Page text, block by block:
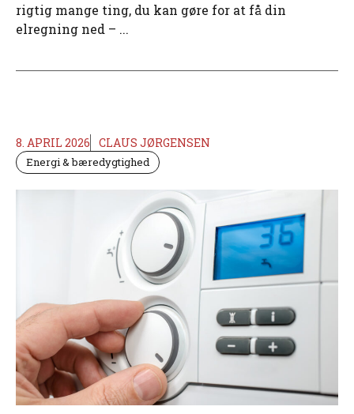
rigtig mange ting, du kan gøre for at få din
elregning ned – ...
8. APRIL 2026 CLAUS JØRGENSEN
Energi & bæredygtighed